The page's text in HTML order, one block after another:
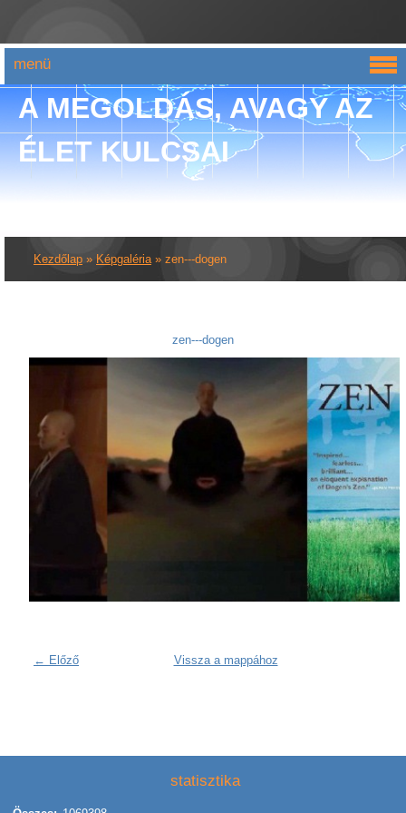
A MEGOLDÁS, AVAGY AZ
ÉLET KULCSAI
Kezdőlap » Képgaléria» zen---dogen
zen---dogen
← Előző Vissza a mappához
menü
statisztika